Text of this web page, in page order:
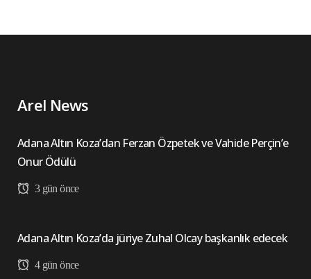
Arel News
Adana Altın Koza’dan Ferzan Özpetek ve Vahide Perçin’e
Onur Ödülü
3 gün önce
Adana Altın Koza’da jüriye Zuhal Olcay başkanlık edecek
4 gün önce